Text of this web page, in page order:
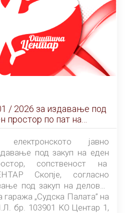
/ 2026 за издавање под
простор по пат на
НАДДАВАЊЕ
јавно
под закуп на еден
сопственост на
Скопје, согласно
под закуп на деловен
гаража „Судска Палата” на
бр. 103901 КО Центар 1,